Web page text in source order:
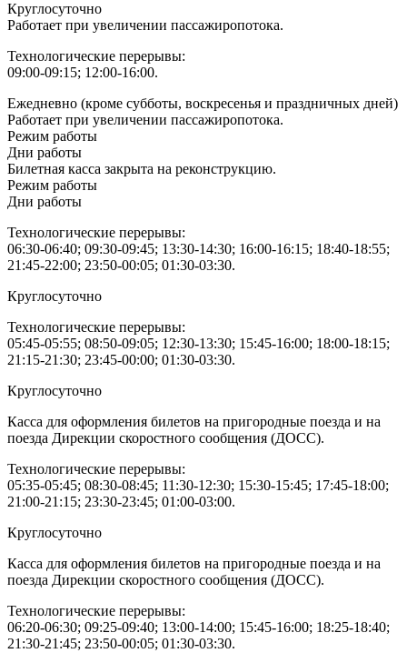
Круглосуточно
Работает при увеличении пассажиропотока.
Технологические перерывы:
09:00-09:15; 12:00-16:00.
Ежедневно (кроме субботы, воскресенья и праздничных дней)
Работает при увеличении пассажиропотока.
Режим работы
Дни работы
Билетная касса закрыта на реконструкцию.
Режим работы
Дни работы
Технологические перерывы:
06:30-06:40; 09:30-09:45; 13:30-14:30; 16:00-16:15; 18:40-18:55;
21:45-22:00; 23:50-00:05; 01:30-03:30.
Круглосуточно
Технологические перерывы:
05:45-05:55; 08:50-09:05; 12:30-13:30; 15:45-16:00; 18:00-18:15;
21:15-21:30; 23:45-00:00; 01:30-03:30.
Круглосуточно
Касса для оформления билетов на пригородные поезда и на
поезда Дирекции скоростного сообщения (ДОСС).
Технологические перерывы:
05:35-05:45; 08:30-08:45; 11:30-12:30; 15:30-15:45; 17:45-18:00;
21:00-21:15; 23:30-23:45; 01:00-03:00.
Круглосуточно
Касса для оформления билетов на пригородные поезда и на
поезда Дирекции скоростного сообщения (ДОСС).
Технологические перерывы:
06:20-06:30; 09:25-09:40; 13:00-14:00; 15:45-16:00; 18:25-18:40;
21:30-21:45; 23:50-00:05; 01:30-03:30.